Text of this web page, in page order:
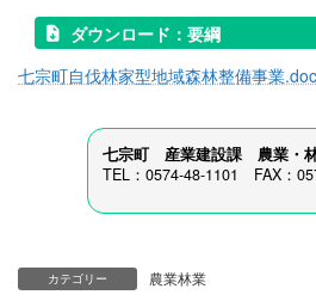
ダウンロード：要綱
七宗町自伐林家型地域森林整備事業
七宗町 産業建設課
農業・
TEL：0574-48-1101 FAX：
カテゴリー 農業林業